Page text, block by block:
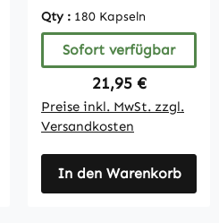
Qty : 180 Kapseln
Sofort verfügbar
Regulärer Preis:
21,95 €
Preise inkl. MwSt. zzgl.
Versandkosten
In den Warenkorb